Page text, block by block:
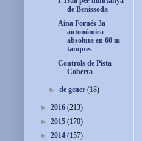
de Benissoda
Aina Fornés 3a
autonòmica
absoluta en 60 m
tanques
Controls de Pista
Coberta
►de gener(18)
► 2016 (213)
► 2015 (170)
► 2014 (157)